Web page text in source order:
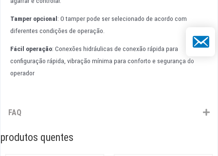
Tamper opcional: O tamper pode ser selecionado de acordo com
diferentes condições de operação.
Fácil operação: Conexões hidráulicas de conexão rápida para
configuração rápida, vibração mínima para conforto e segurança do
operador
FAQ
produtos quentes
E-mail